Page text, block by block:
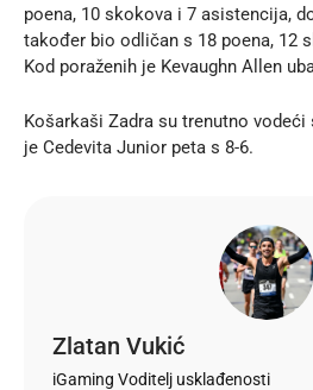
poena, 10 skokova i 7 asistencija,
također bio odličan s 18 poena, 12
Kod poraženih je Kevaughn Allen
Košarkaši Zadra su trenutno
je Cedevita Junior peta s 8-6.
Zlatan Vukić
iGaming Voditelj usklađenosti